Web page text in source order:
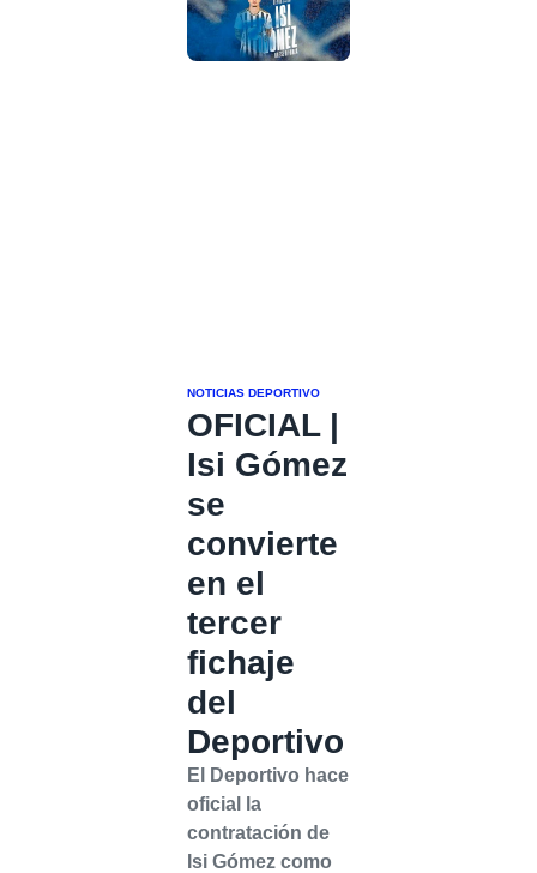
NOTICIAS DEPORTIVO
OFICIAL |
Isi Gómez
se
convierte
en el
tercer
fichaje
del
Deportivo
El Deportivo hace
oficial la
contratación de
Isi Gómez como